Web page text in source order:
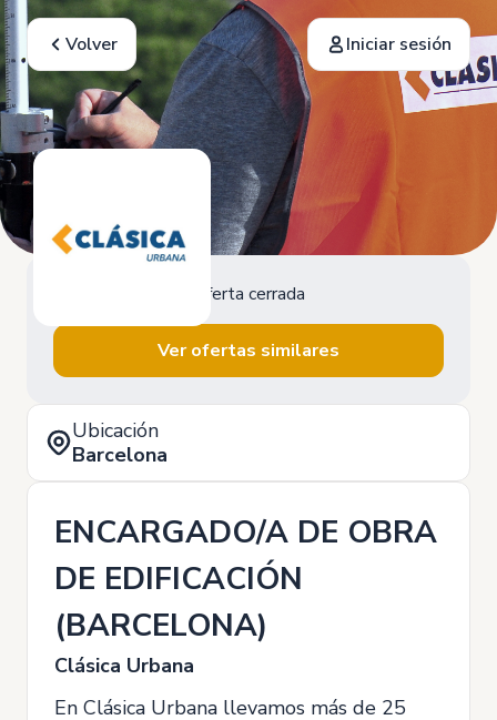
Volver Iniciar sesión
Oferta cerrada
Ver ofertas similares
Ubicación
Barcelona
ENCARGADO/A DE OBRA
DE EDIFICACIÓN
(BARCELONA)
Clásica Urbana
En Clásica Urbana llevamos más de 25